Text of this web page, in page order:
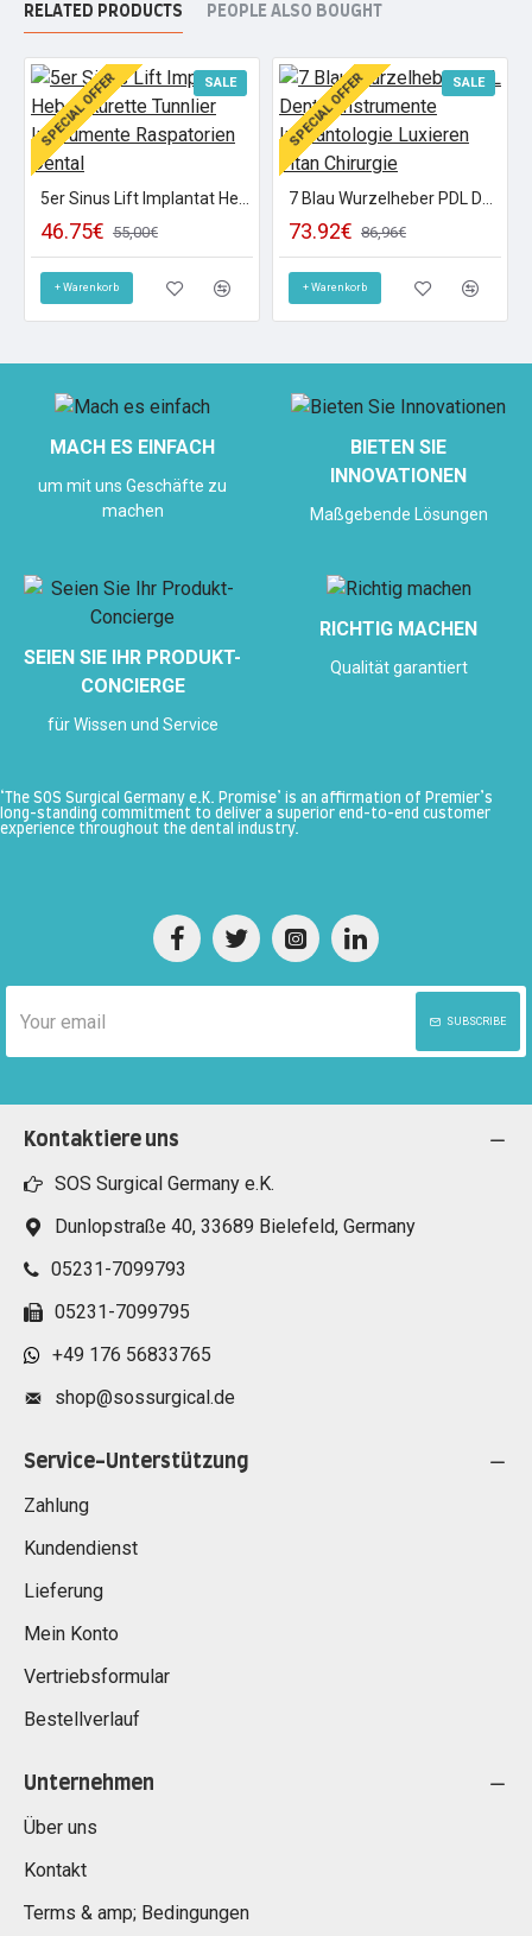
RELATED PRODUCTS PEOPLE ALSO BOUGHT
SPECIAL OFFER SALE
46.75€ 55,00€
+ Warenkorb
SPECIAL OFFER SALE
73.92€ 86,96€
+ Warenkorb
MACH ES EINFACH
um mit uns Geschäfte zu
machen
BIETEN SIE
INNOVATIONEN
Maßgebende Lösungen
SEIEN SIE IHR PRODUKT-
CONCIERGE
für Wissen und Service
RICHTIG MACHEN
Qualität garantiert
‘The SOS Surgical Germany e.K. Promise’ is an affirmation of Premier’s
long-standing commitment to deliver a superior end-to-end customer
experience throughout the dental industry.
SUBSCRIBE
Kontaktiere uns
SOS Surgical Germany e.K.
Dunlopstraße 40, 33689 Bielefeld, Germany
05231-7099793
05231-7099795
+49 176 56833765
shop@sossurgical.de
Service-Unterstützung
Zahlung
Kundendienst
Lieferung
Mein Konto
Vertriebsformular
Bestellverlauf
Unternehmen
Über uns
Kontakt
Terms & amp; Bedingungen